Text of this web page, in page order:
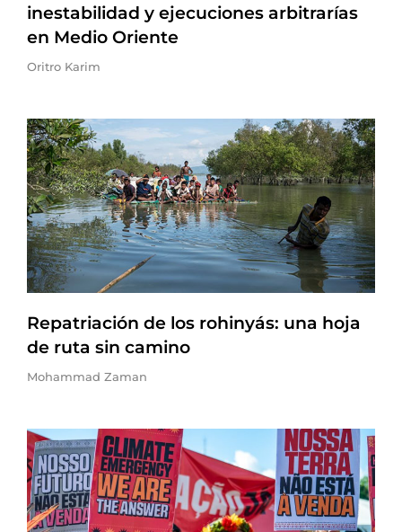
inestabilidad y ejecuciones arbitrarías
en Medio Oriente
Oritro Karim
Repatriación de los rohinyás: una hoja
de ruta sin camino
Mohammad Zaman